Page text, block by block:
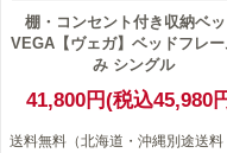
棚・コンセント付き収納ベ
VEGA【ヴェガ】ベッドフレ
み シングル
41,800円(税込45,980
送料無料（北海道・沖縄別途送料